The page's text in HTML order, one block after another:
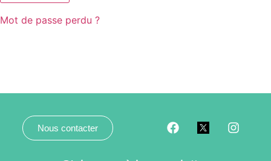
Mot de passe perdu ?
Nous contacter